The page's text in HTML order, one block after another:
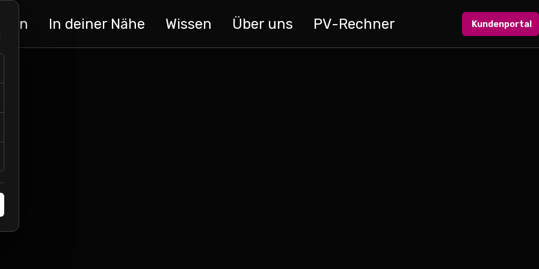
In deiner Nähe Wissen Über uns PV-Rechner Kundenportal